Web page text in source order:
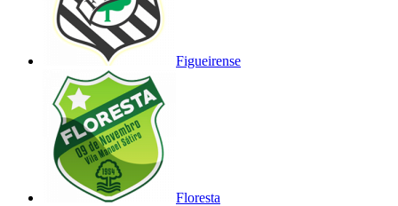
Figueirense
Floresta